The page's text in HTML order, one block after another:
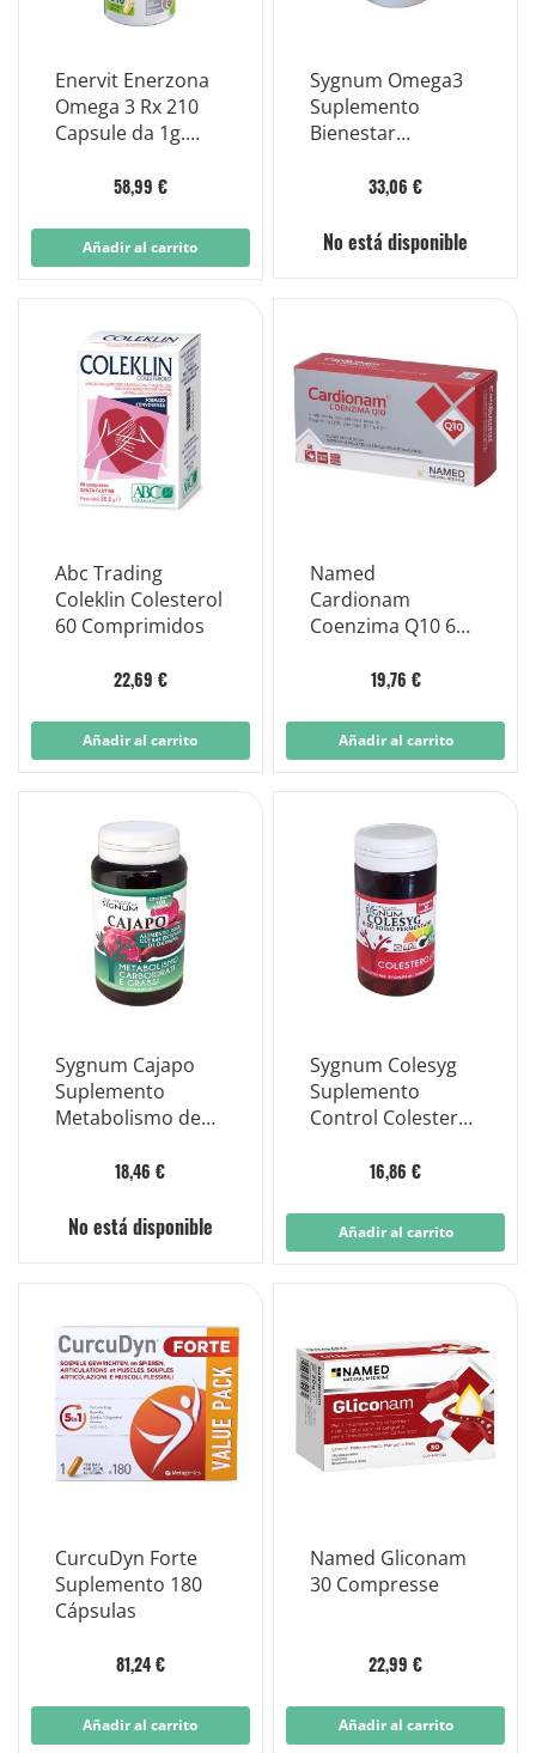
Enervit Enerzona
Omega 3 Rx 210
Capsule da 1g.
58,99 €
Añadir al carrito
Sygnum Omega3
Suplemento
Bienestar
120 perlas
33,06 €
No está disponible
Abc Trading
Coleklin Colesterol
60 Comprimidos
22,69 €
Añadir al carrito
Named
Cardionam
Coenzima Q10 60
19,76 €
Añadir al carrito
Sygnum Cajapo
Suplemento
Metabolismo de
Carbohidratos 100
18,46 €
No está disponible
Sygnum Colesyg
Suplemento
Control Colesterol
16,86 €
Añadir al carrito
CurcuDyn Forte
Suplemento 180
Cápsulas
81,24 €
Añadir al carrito
Named Gliconam
30 Compresse
22,99 €
Añadir al carrito